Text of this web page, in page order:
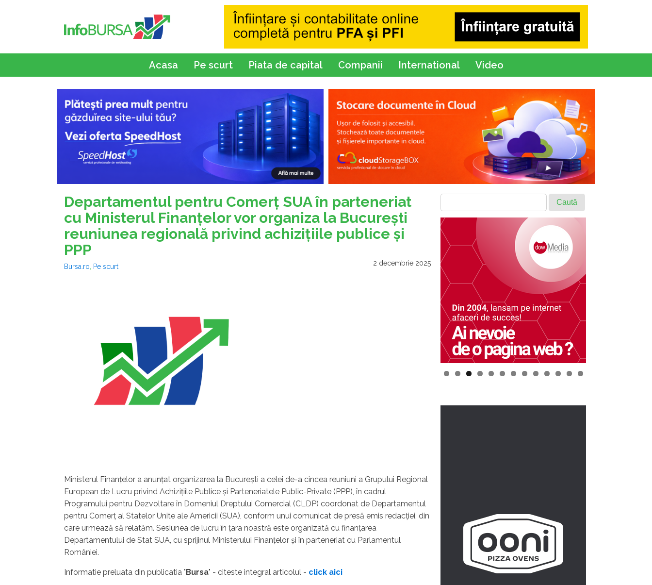
Acasa Pe scurt Piata de capital Companii International Video
Departamentul pentru Comerţ SUA în parteneriat
cu Ministerul Finanţelor vor organiza la Bucureşti
reuniunea regională privind achiziţiile publice şi
PPP
Bursa.ro Pe scurt 2 decembrie 2025
Ministerul Finanţelor a anunţat organizarea la Bucureşti a celei de-a cincea reuniuni a Grupului Regional
European de Lucru privind Achiziţiile Publice şi Parteneriatele Public-Private (PPP), în cadrul
Programului pentru Dezvoltare în Domeniul Dreptului Comercial (CLDP) coordonat de Departamentul
pentru Comerţ al Statelor Unite ale Americii (SUA), conform unui comunicat de presă emis redacţiei, din
care urmează să relatăm. Sesiunea de lucru în ţara noastră este organizată cu finanţarea
Departamentului de Stat SUA, cu sprijinul Ministerului Finanţelor şi în parteneriat cu Parlamentul
României.
Informatie preluata din publicatia " Bursa" - citeste integral articolul - click aici